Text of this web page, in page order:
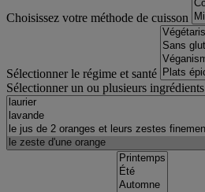
Choisissez votre méthode de cuisson
Sélectionner le régime et santé
Sélectionner un ou plusieurs ingrédients